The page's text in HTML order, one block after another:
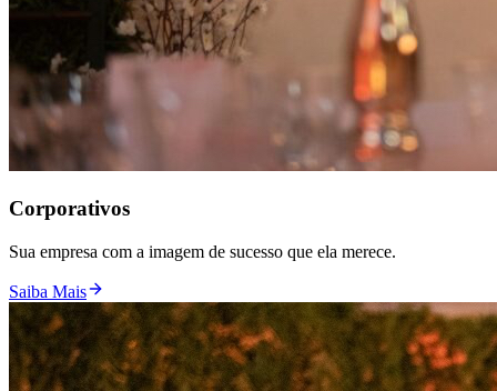
Corporativos
Sua empresa com a imagem de sucesso que ela merece.
Saiba Mais